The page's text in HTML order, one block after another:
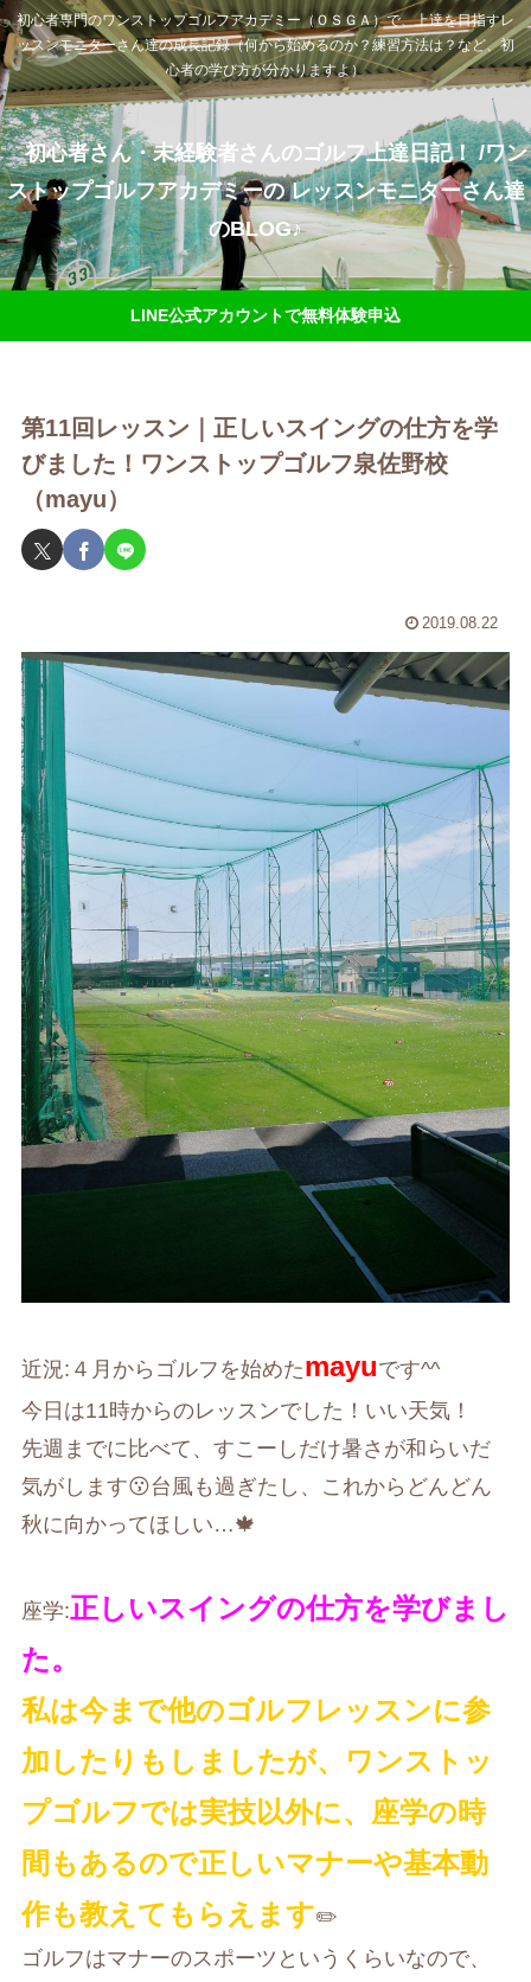
初心者専門のワンストップゴルフアカデミー（ＯＳＧＡ）で、上達を目指すレ
ッスンモニターさん達の成長記録（何から始めるのか？練習方法は？など、初
心者の学び方が分かりますよ）
初心者さん・未経験者さんのゴルフ上達日記！ /ワン
ストップゴルフアカデミーの レッスンモニターさん達
のBLOG♪
LINE公式アカウントで無料体験申込
第11回レッスン｜正しいスイングの仕方を学
びました！ワンストップゴルフ泉佐野校
（mayu）
2019.08.22
近況:４月からゴルフを始めたmayuです^^
今日は11時からのレッスンでした！いい天気！
先週までに比べて、すこーしだけ暑さが和らいだ
気がします😗台風も過ぎたし、これからどんどん
秋に向かってほしい…🍁
座学:正しいスイングの仕方を学びまし
た。
私は今まで他のゴルフレッスンに参
加したりもしましたが、ワンストッ
プゴルフでは実技以外に、座学の時
間もあるので正しいマナーや基本動
作も教えてもらえます✏️
ゴルフはマナーのスポーツというくらいなので、